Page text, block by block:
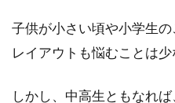
子供が小さい頃や小学生
レイアウトも悩むことは少
しかし、中高生ともなれ